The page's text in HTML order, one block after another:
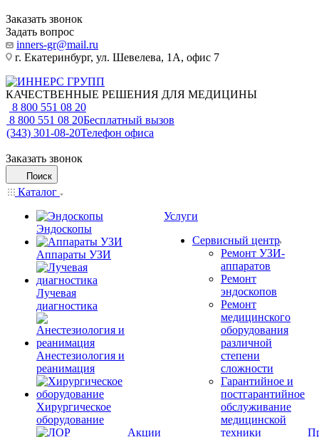
Заказать звонок
Задать вопрос
inners-gr@mail.ru
г. Екатеринбург, ул. Шевелева, 1А, офис 7
КАЧЕСТВЕННЫЕ РЕШЕНИЯ ДЛЯ МЕДИЦИНЫ
8 800 551 08 20
8 800 551 08 20Бесплатный вызов
(343) 301-08-20Телефон офиса
Заказать звонок
Поиск
Каталог
Эндоскопы
Аппараты УЗИ
Лучевая
диагностика
Анестезиология и
реанимация
Хирургическое
оборудование
Акции
Услуги
Сервисный центр
Ремонт УЗИ-
аппаратов
Ремонт
эндоскопов
Ремонт
медицинского
оборудования
различной
степени
сложности
Гарантийное и
постгарантийное
обслуживание
медицинской
техники